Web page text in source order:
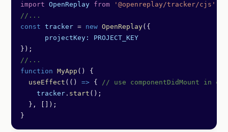
import OpenReplay from '@openreplay/tracker/cjs'
//...
const tracker = new OpenReplay({
      projectKey:
PROJECT_KEY
});
//...
function MyApp () {
  useEffect
(() => { // use componentDidMount in
    tracker
. start ();
  }, []);
}